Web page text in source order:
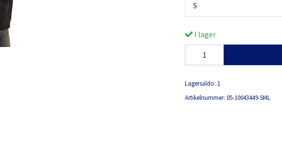
S
I lager
Lagersaldo: 1
Artikelnummer: 05-10043449-SML